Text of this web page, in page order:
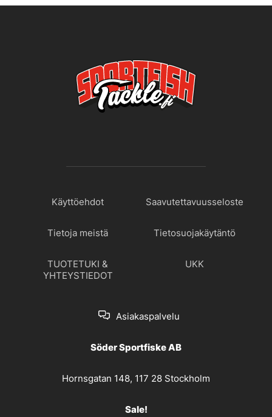
Käyttöehdot Saavutettavuusseloste
Tietoja meistä Tietosuojakäytäntö
TUOTETUKI &
YHTEYSTIEDOT
UKK
Asiakaspalvelu
Söder Sportfiske AB
Hornsgatan 148, 117 28 Stockholm
Sale!